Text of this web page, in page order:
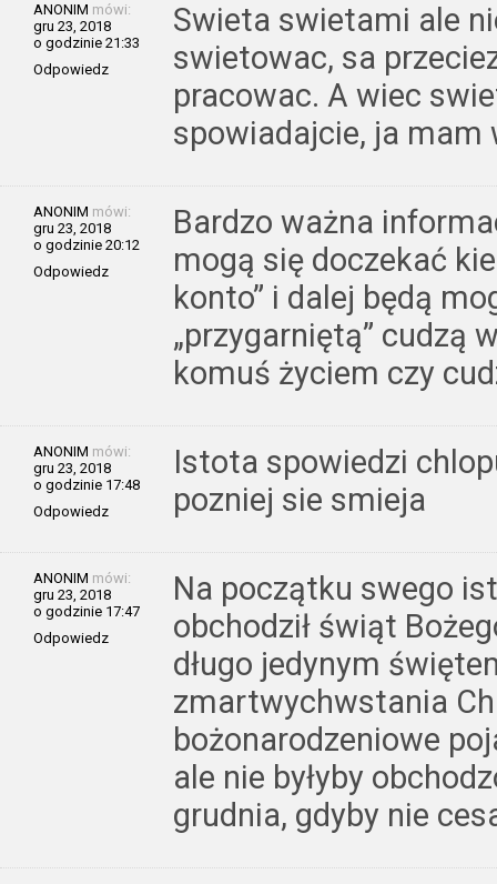
ANONIM mówi:
gru 23, 2018
o godzinie 21:33
Odpowiedz
Swieta swietami ale
swietowac, sa
pracowac. A wiec
spowiadajcie, ja mam
ANONIM mówi:
gru 23, 2018
o godzinie 20:12
Odpowiedz
Bardzo ważna
mogą się doczekać
konto” i dalej będą
„przygarniętą” cudzą
komuś życiem czy
ANONIM mówi:
gru 23, 2018
o godzinie 17:48
Odpowiedz
Istota spowiedzi
pozniej sie smieja
ANONIM mówi:
gru 23, 2018
o godzinie 17:47
Odpowiedz
Na początku swego
obchodził świąt
długo jedynym
zmartwychwstania
bożonarodzeniowe
ale nie byłyby
grudnia, gdyby nie